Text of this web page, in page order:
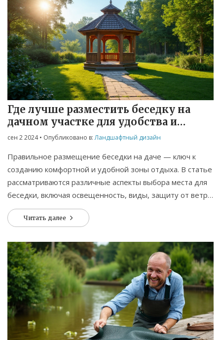
О нас
Условия использования
Политика конфиденциальности
ФЗ-152
Связаться
© 2026. Все права защищены.
Где лучше разместить беседку на
дачном участке для удобства и
отдыха
сен 2 2024• Опубликовано в:Ландшафтный дизайн
Правильное размещение беседки на даче — ключ к
созданию комфортной и удобной зоны отдыха. В статье
рассматриваются различные аспекты выбора места для
беседки, включая освещенность, виды, защиту от ветра
и близость к другим элементам участка.
Читать далее